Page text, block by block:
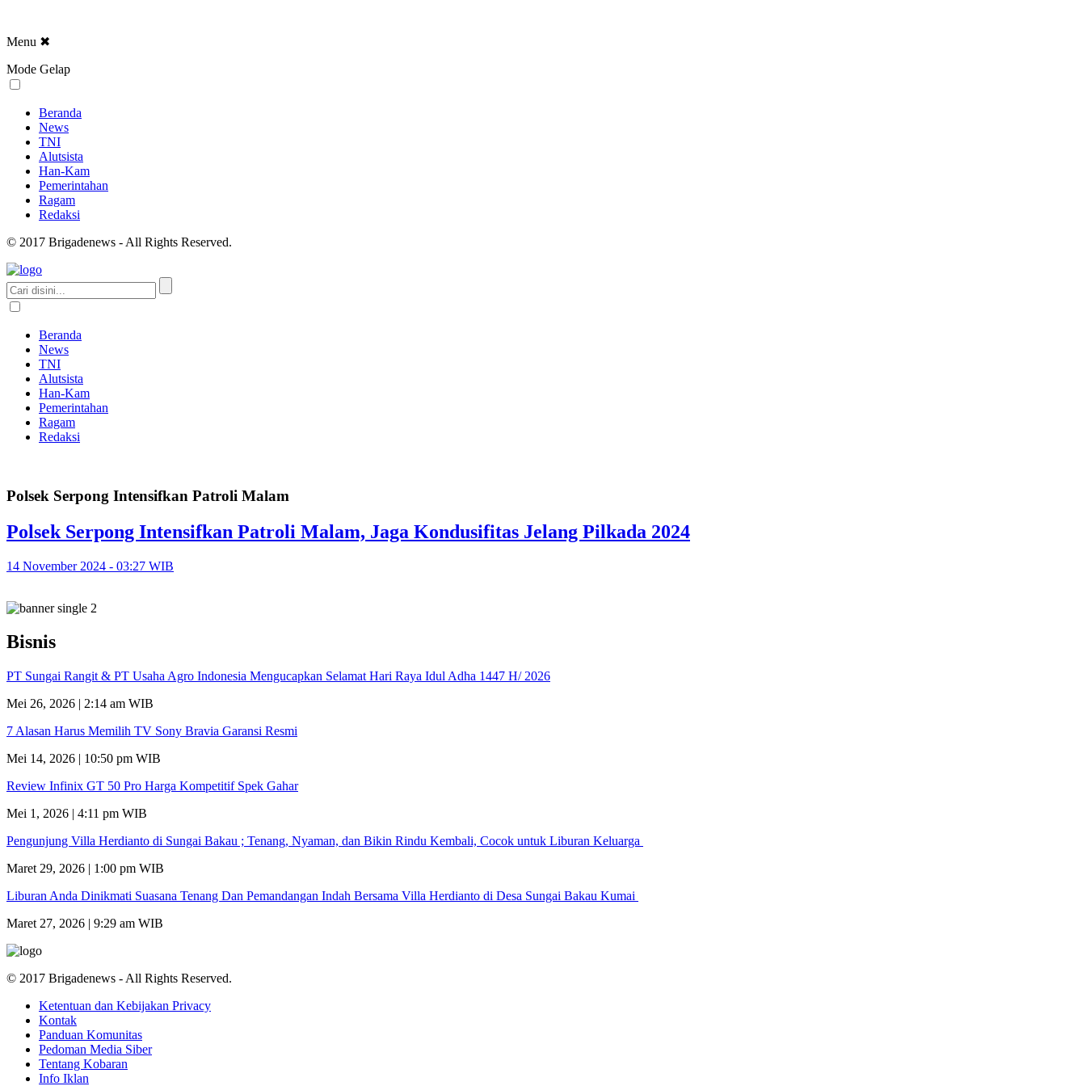
Menu ✖
Mode Gelap
Beranda
News
TNI
Alutsista
Han-Kam
Pemerintahan
Ragam
Redaksi
© 2017 Brigadenews - All Rights Reserved.
Beranda
News
TNI
Alutsista
Han-Kam
Pemerintahan
Ragam
Redaksi
Polsek Serpong Intensifkan Patroli Malam
Polsek Serpong Intensifkan Patroli Malam, Jaga Kondusifitas Jelang Pilkada 2024
14 November 2024 - 03:27 WIB
Bisnis
PT Sungai Rangit & PT Usaha Agro Indonesia Mengucapkan Selamat Hari Raya Idul Adha 1447 H/ 2026
Mei 26, 2026 | 2:14 am WIB
7 Alasan Harus Memilih TV Sony Bravia Garansi Resmi
Mei 14, 2026 | 10:50 pm WIB
Review Infinix GT 50 Pro Harga Kompetitif Spek Gahar
Mei 1, 2026 | 4:11 pm WIB
Pengunjung Villa Herdianto di Sungai Bakau ; Tenang, Nyaman, dan Bikin Rindu Kembali, Cocok untuk Liburan Keluarga
Maret 29, 2026 | 1:00 pm WIB
Liburan Anda Dinikmati Suasana Tenang Dan Pemandangan Indah Bersama Villa Herdianto di Desa Sungai Bakau Kumai
Maret 27, 2026 | 9:29 am WIB
© 2017 Brigadenews - All Rights Reserved.
Ketentuan dan Kebijakan Privacy
Kontak
Panduan Komunitas
Pedoman Media Siber
Tentang Kobaran
Info Iklan